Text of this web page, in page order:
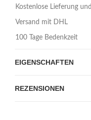
Kostenlose Lieferung
Versand mit DHL
100 Tage Bedenkzeit
EIGENSCHAFTEN
REZENSIONEN